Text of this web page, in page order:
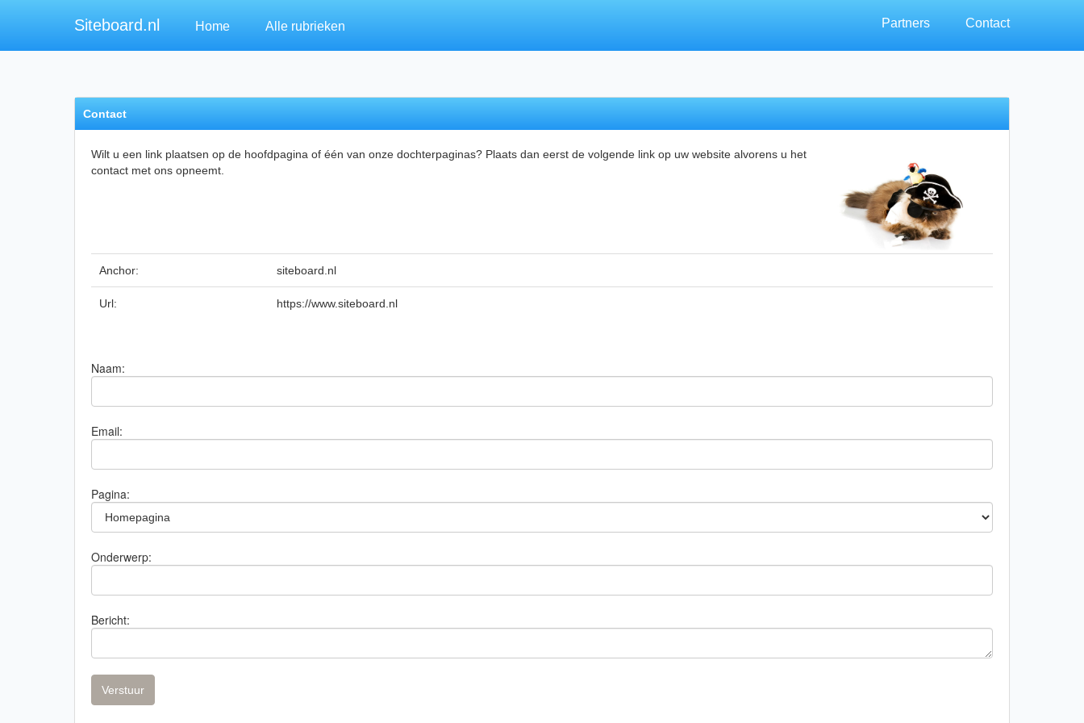
Siteboard.nl Home Alle rubrieken Partners Contact
Contact
Wilt u een link plaatsen op de hoofdpagina of één van onze dochterpaginas? Plaats dan eerst de volgende link op uw website alvorens u het
contact met ons opneemt.
Anchor: siteboard.nl
Url: https://www.siteboard.nl
Naam:
Email:
Pagina:
Onderwerp:
Bericht: